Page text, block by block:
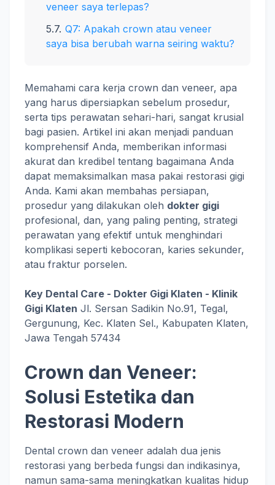
veneer saya terlepas?
Q7: Apakah crown atau veneer
saya bisa berubah warna seiring waktu?
Memahami cara kerja crown dan veneer, apa
yang harus dipersiapkan sebelum prosedur,
serta tips perawatan sehari-hari, sangat krusial
bagi pasien. Artikel ini akan menjadi panduan
komprehensif Anda, memberikan informasi
akurat dan kredibel tentang bagaimana Anda
dapat memaksimalkan masa pakai restorasi gigi
Anda. Kami akan membahas persiapan,
prosedur yang dilakukan oleh dokter gigi
profesional, dan, yang paling penting, strategi
perawatan yang efektif untuk menghindari
komplikasi seperti kebocoran, karies sekunder,
atau fraktur porselen.
Key Dental Care - Dokter Gigi Klaten - Klinik
Gigi Klaten Jl. Sersan Sadikin No.91, Tegal,
Gergunung, Kec. Klaten Sel., Kabupaten Klaten,
Jawa Tengah 57434
Crown dan Veneer:
Solusi Estetika dan
Restorasi Modern
Dental crown dan veneer adalah dua jenis
restorasi yang berbeda fungsi dan indikasinya,
namun sama-sama meningkatkan kualitas hidup